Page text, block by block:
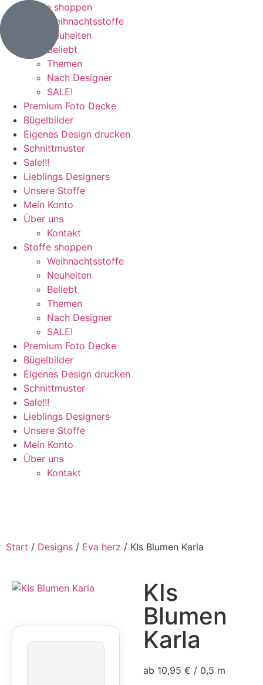
Stoffe shoppen
Weihnachtsstoffe
Neuheiten
Beliebt
Themen
Nach Designer
SALE!
Premium Foto Decke
Bügelbilder
Eigenes Design drucken
Schnittmuster
Sale!!!
Lieblings Designers
Unsere Stoffe
Mein Konto
Über uns
Kontakt
Stoffe shoppen
Weihnachtsstoffe
Neuheiten
Beliebt
Themen
Nach Designer
SALE!
Premium Foto Decke
Bügelbilder
Eigenes Design drucken
Schnittmuster
Sale!!!
Lieblings Designers
Unsere Stoffe
Mein Konto
Über uns
Kontakt
Start / Designs / Eva herz / KIs Blumen Karla
KIs
Blumen
Karla
ab 10,95 € / 0,5 m